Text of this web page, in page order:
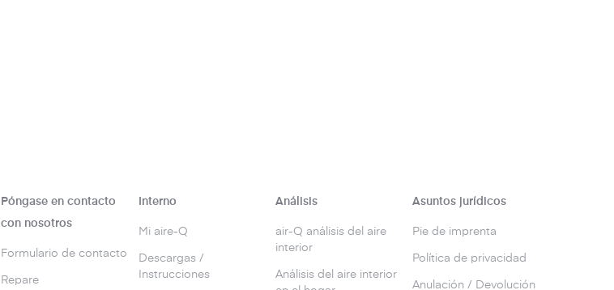
Póngase en contacto
con nosotros
Formulario de contacto
Repare
Interno
Mi aire-Q
Descargas /
Instrucciones
Análisis
air-Q análisis del aire
interior
Análisis del aire interior
Asuntos jurídicos
Pie de imprenta
Política de privacidad
Anulación / Devolución